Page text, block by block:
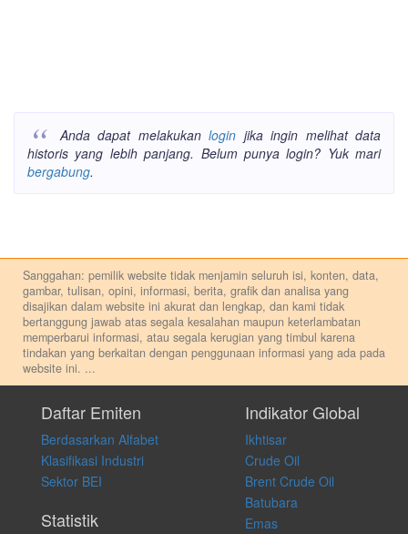
Anda dapat melakukanlogin jika ingin melihat data
historis yang lebih panjang. Belum punya login? Yuk mari
bergabung.
Sanggahan: pemilik website tidak menjamin seluruh isi, konten, data,
gambar, tulisan, opini, informasi, berita, grafik dan analisa yang
disajikan dalam website ini akurat dan lengkap, dan kami tidak
bertanggung jawab atas segala kesalahan maupun keterlambatan
memperbarui informasi, atau segala kerugian yang timbul karena
tindakan yang berkaitan dengan penggunaan informasi yang ada pada
website ini. ...
pribadi. Kami tidak memberi anjuran, saran, rekomendasi untuk
membeli, menjual atau melakukan aktivitas lain yang terkait dengan
transaksi perdagangan apapun, dan kami tidak bertanggung jawab
atas keputusan investasi yang dilakukan dalam kondisi dan situasi
apapun juga, yang diakibatkan secara langsung maupun tidak
langsung atas konten pada website ini.
Daftar Emiten
Berdasarkan Alfabet
Klasifikasi Industri
Sektor BEI
Statistik
Indikator Global
Ikhtisar
Crude Oil
Brent Crude Oil
Batubara
Emas